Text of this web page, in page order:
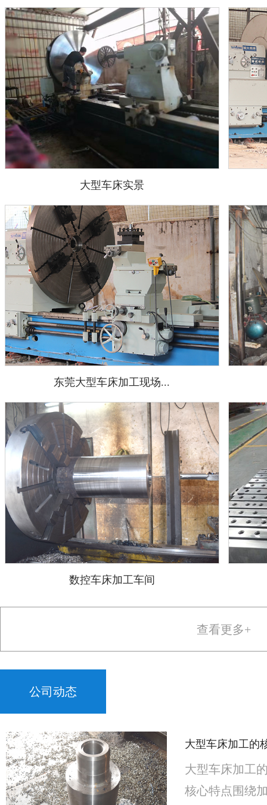
大型车床实景
东莞大型车床加工现场...
数控车床加工车间
查看更多+
公司动态
大型车床加工的
大型车床加工
核心特点围绕